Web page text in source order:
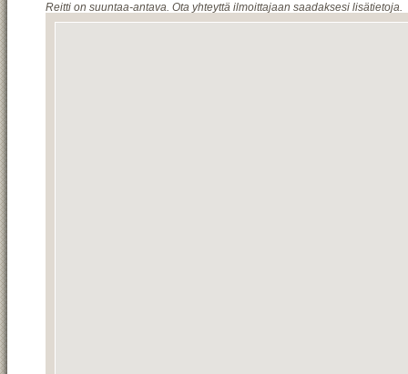
Reitti on suuntaa-antava. Ota yhteyttä ilmoittajaan saadaksesi lisätietoja.